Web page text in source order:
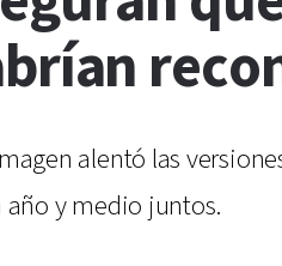
alentó las
año y medio juntos.